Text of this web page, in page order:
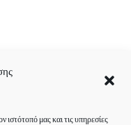
ιστότοπό μας και τις υπηρεσίες